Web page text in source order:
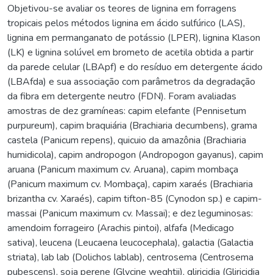
Objetivou-se avaliar os teores de lignina em forragens
tropicais pelos métodos lignina em ácido sulfúrico (LAS),
lignina em permanganato de potássio (LPER), lignina Klason
(LK) e lignina solúvel em brometo de acetila obtida a partir
da parede celular (LBApf) e do resíduo em detergente ácido
(LBAfda) e sua associação com parâmetros da degradação
da fibra em detergente neutro (FDN). Foram avaliadas
amostras de dez gramíneas: capim elefante (Pennisetum
purpureum), capim braquiária (Brachiaria decumbens), grama
castela (Panicum repens), quicuio da amazônia (Brachiaria
humidicola), capim andropogon (Andropogon gayanus), capim
aruana (Panicum maximum cv. Aruana), capim mombaça
(Panicum maximum cv. Mombaça), capim xaraés (Brachiaria
brizantha cv. Xaraés), capim tifton-85 (Cynodon sp.) e capim-
massai (Panicum maximum cv. Massai); e dez leguminosas:
amendoim forrageiro (Arachis pintoi), alfafa (Medicago
sativa), leucena (Leucaena leucocephala), galactia (Galactia
striata), lab lab (Dolichos lablab), centrosema (Centrosema
pubescens), soja perene (Glycine weghtii), gliricidia (Gliricidia